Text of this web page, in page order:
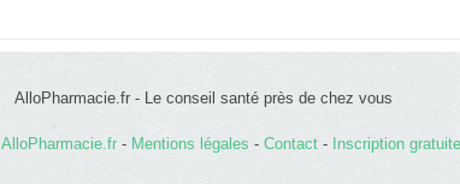
AlloPharmacie.fr - Le conseil santé près de chez vous
AlloPharmacie.fr - Mentions légales - Contact- Inscription gratuite